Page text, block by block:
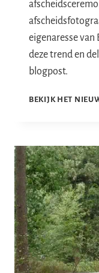
eigenaresse van
deze trend en
blogpost.
BEKIJK HET